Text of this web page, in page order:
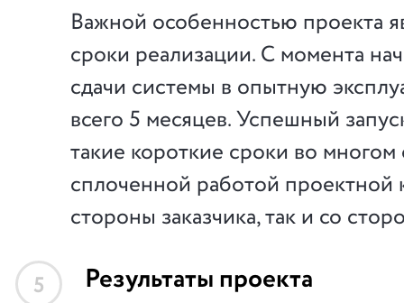
Важной особенностью проекта
сроки реализации. С момента
сдачи системы в опытную
всего 5 месяцев. Успешный
такие короткие сроки во
сплоченной работой проектной
стороны заказчика, так и со
5 Результаты проекта